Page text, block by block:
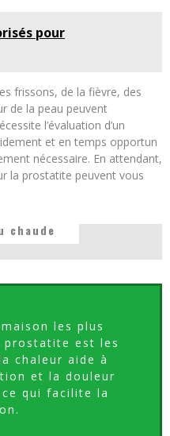
pour
frissons, de la fièvre, des
de la peau peuvent
l’évaluation d’un
et en temps opportun
nécessaire. En attendant,
la prostatite peuvent vous
chaude
les plus
prostatite est les
chaleur aide à
et la douleur
qui facilite la